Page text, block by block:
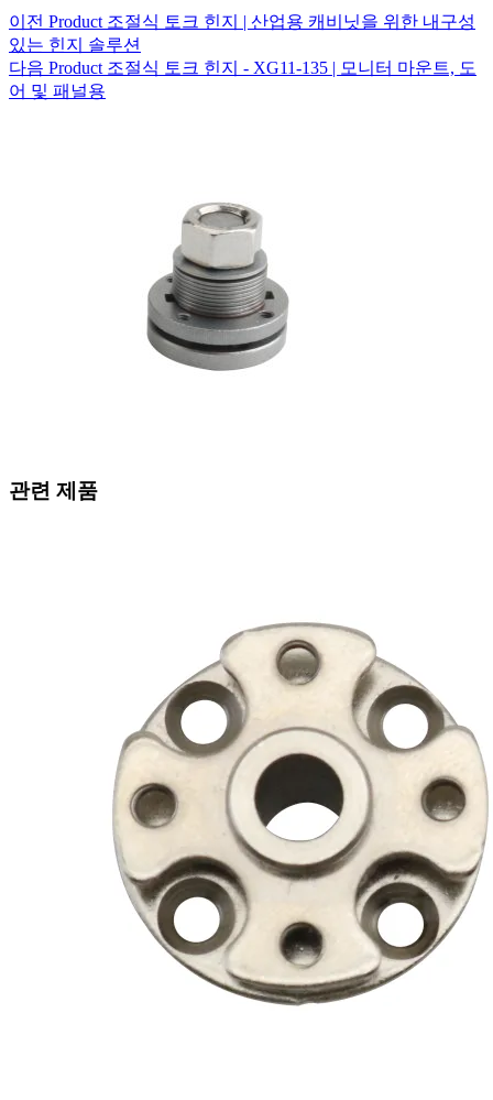
이전 Product 조절식 토크 힌지 | 산업용 캐비닛을 위한 내구성
있는 힌지 솔루션
다음 Product 조절식 토크 힌지 - XG11-135 | 모니터 마운트, 도
어 및 패널용
관련 제품